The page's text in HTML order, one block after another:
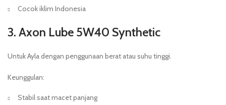
Cocok iklim Indonesia
3. Axon Lube 5W40 Synthetic
Untuk Ayla dengan penggunaan berat atau suhu tinggi.
Keunggulan:
Stabil saat macet panjang